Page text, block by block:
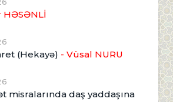
HƏSƏNLİ
(Hekayə) - Vüsal NURU
misralarında daş yaddaşına